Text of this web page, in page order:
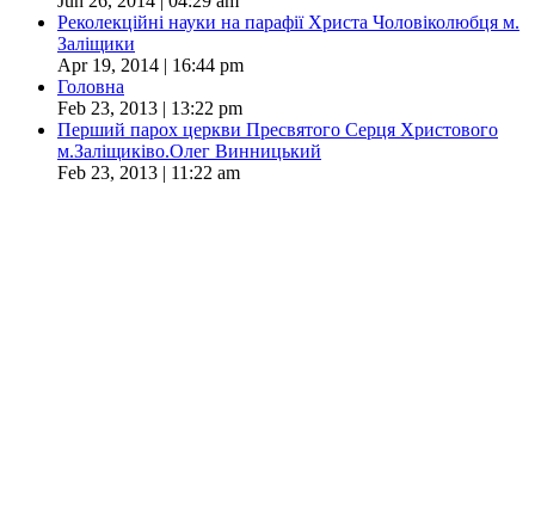
Реколекційні науки на парафії Христа Чоловіколюбця м.
Заліщики
Apr 19, 2014 | 16:44 pm
Головна
Feb 23, 2013 | 13:22 pm
Перший парох церкви Пресвятого Серця Христового
м.Заліщиківо.Олег Винницький
Feb 23, 2013 | 11:22 am